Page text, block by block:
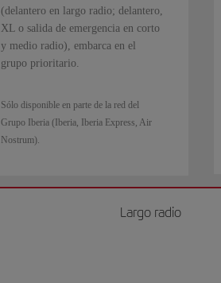
(delantero en largo radio; delantero,
XL o salida de emergencia en corto
y medio radio), embarca en el
grupo prioritario.
Sólo disponible en parte de la red del
Grupo Iberia (Iberia, Iberia Express, Air
Nostrum).
Largo radio